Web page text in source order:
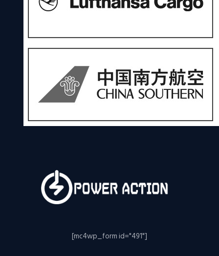
[mc4wp_form id="491"]